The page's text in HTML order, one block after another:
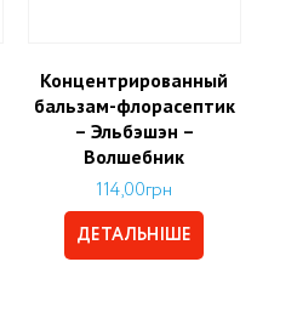
Концентрированный
бальзам-флорасептик
– Эльбэшэн –
Волшебник
114,00грн
ДЕТАЛЬНІШЕ